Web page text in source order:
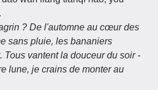
? De l'automne au cœur des
sans pluie, les bananiers
Tous vantent la douceur du soir -
lune, je crains de monter au